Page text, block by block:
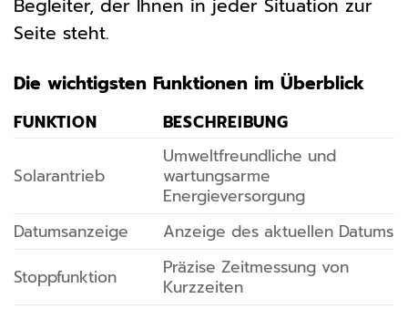
Begleiter, der Ihnen in jeder Situation zur
Seite steht.
Die wichtigsten Funktionen im Überblick
FUNKTION BESCHREIBUNG
Solarantrieb
Umweltfreundliche und
wartungsarme
Energieversorgung
Datumsanzeige
Anzeige des aktuellen Datums
Stoppfunktion
Präzise Zeitmessung von
Kurzzeiten